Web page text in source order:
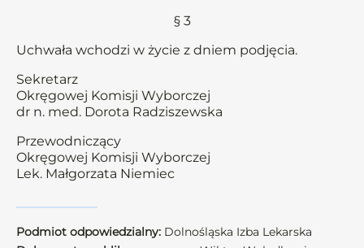
§ 3
Uchwała wchodzi w życie z dniem podjęcia.
Sekretarz
Okręgowej Komisji Wyborczej
dr n. med. Dorota Radziszewska
Przewodniczący
Okręgowej Komisji Wyborczej
Lek. Małgorzata Niemiec
Podmiot odpowiedzialny: Dolnośląska Izba Lekarska